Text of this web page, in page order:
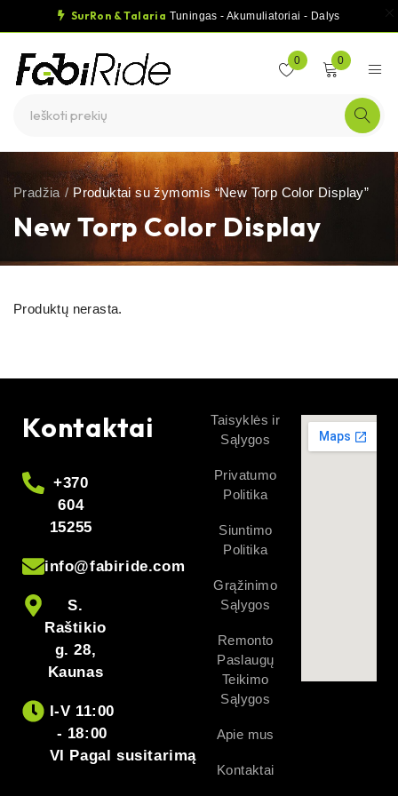
SurRon & Talaria Tuningas - Akumuliatoriai - Dalys
0 0
New Torp Color Display
Pradžia / Produktai su žymomis “New Torp Color Display”
Produktų nerasta.
Kontaktai
+370
604
15255
info@fabiride.com
S.
Raštikio
g. 28,
Kaunas
I-V 11:00
- 18:00
VI Pagal susitarimą
Taisyklės ir
Sąlygos
Privatumo
Politika
Siuntimo
Politika
Grąžinimo
Sąlygos
Remonto
Paslaugų
Teikimo
Sąlygos
Apie mus
Kontaktai